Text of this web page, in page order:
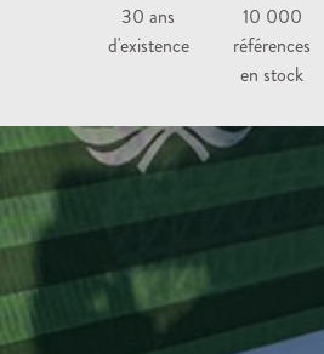
30 ans
d'existence
10 000
références
en stock